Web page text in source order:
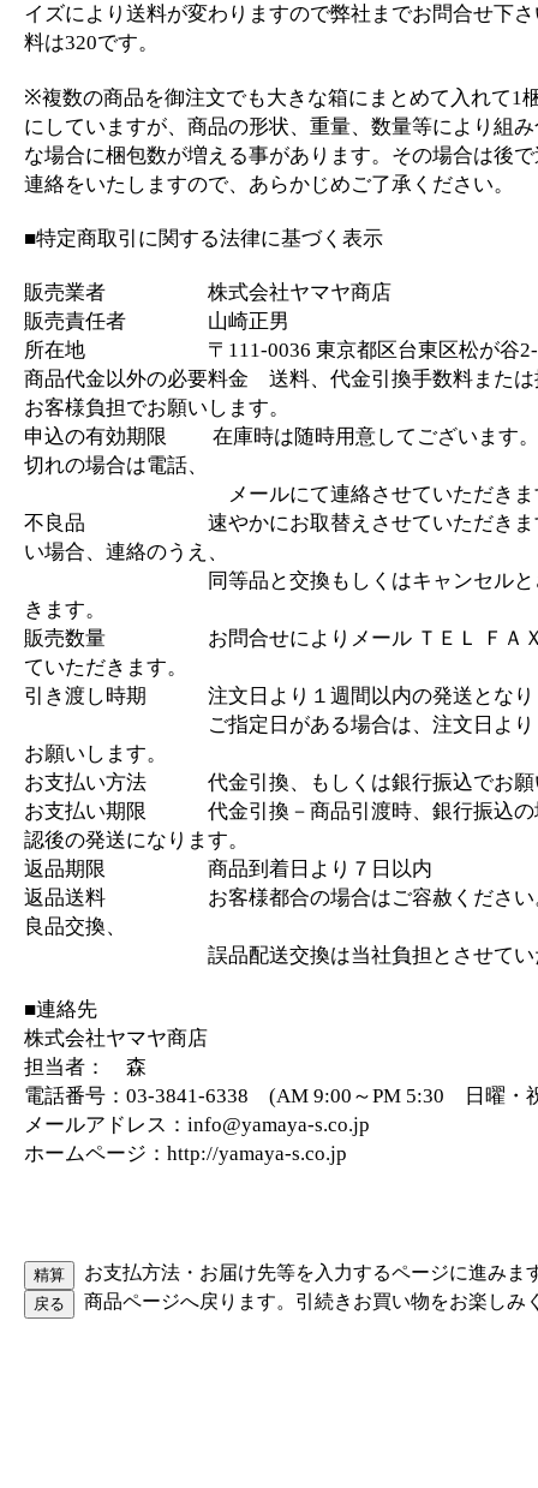
イズにより送料が変わりますので弊社までお問合せ下
料は320です。
※複数の商品を御注文でも大きな箱にまとめて入れて1
にしていますが、商品の形状、重量、数量等により組
な場合に梱包数が増える事があります。その場合は後
連絡をいたしますので、あらかじめご了承ください。
■特定商取引に関する法律に基づく表示
販売業者 株式会社ヤマヤ商店
販売責任者 山崎正男
所在地 〒111-0036 東京都区台東区松が谷2-
商品代金以外の必要料金 送料、代金引換手数料また
お客様負担でお願いします。
申込の有効期限 在庫時は随時用意してございます
切れの場合は電話、
メールにて連絡させていただきま
不良品 速やかにお取替えさせていただきま
い場合、連絡のうえ、
同等品と交換もしくはキャンセルとさ
きます。
販売数量 お問合せによりメール ＴＥＬ ＦＡＸ
ていただきます。
引き渡し時期 注文日より１週間以内の発送となり
ご指定日がある場合は、注文日より１
お願いします。
お支払い方法 代金引換、もしくは銀行振込でお願
お支払い期限 代金引換－商品引渡時、銀行振込の
認後の発送になります。
返品期限 商品到着日より７日以内
返品送料 お客様都合の場合はご容赦ください
良品交換、
誤品配送交換は当社負担とさせていた
■連絡先
株式会社ヤマヤ商店
担当者： 森
電話番号：03-3841-6338 (AM 9:00～PM 5:30 日曜・
メールアドレス：info@yamaya-s.co.jp
ホームページ：http://yamaya-s.co.jp
お支払方法・お届け先等を入力するページに進みま
商品ページへ戻ります。引続きお買い物をお楽しみ